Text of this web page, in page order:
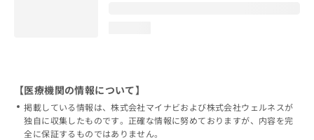
【医療機関の情報について】
掲載している情報は、株式会社マイナビおよび株式会社ウェルネスが
独自に収集したものです。正確な情報に努めておりますが、内容を完
全に保証するものではありません。